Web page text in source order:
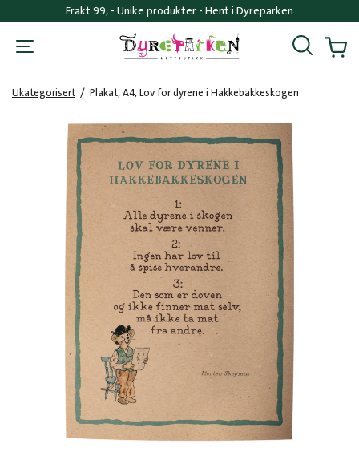
Frakt 99, - Unike produkter - Hent i Dyreparken
Søk
Ukategorisert / Plakat, A4, Lov for dyrene i Hakkebakkeskogen